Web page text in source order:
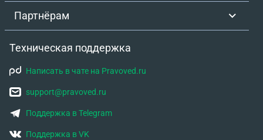
Партнёрам
Техническая поддержка
Написать в чате на Pravoved.ru
support@pravoved.ru
Поддержка в Telegram
Поддержка в VK